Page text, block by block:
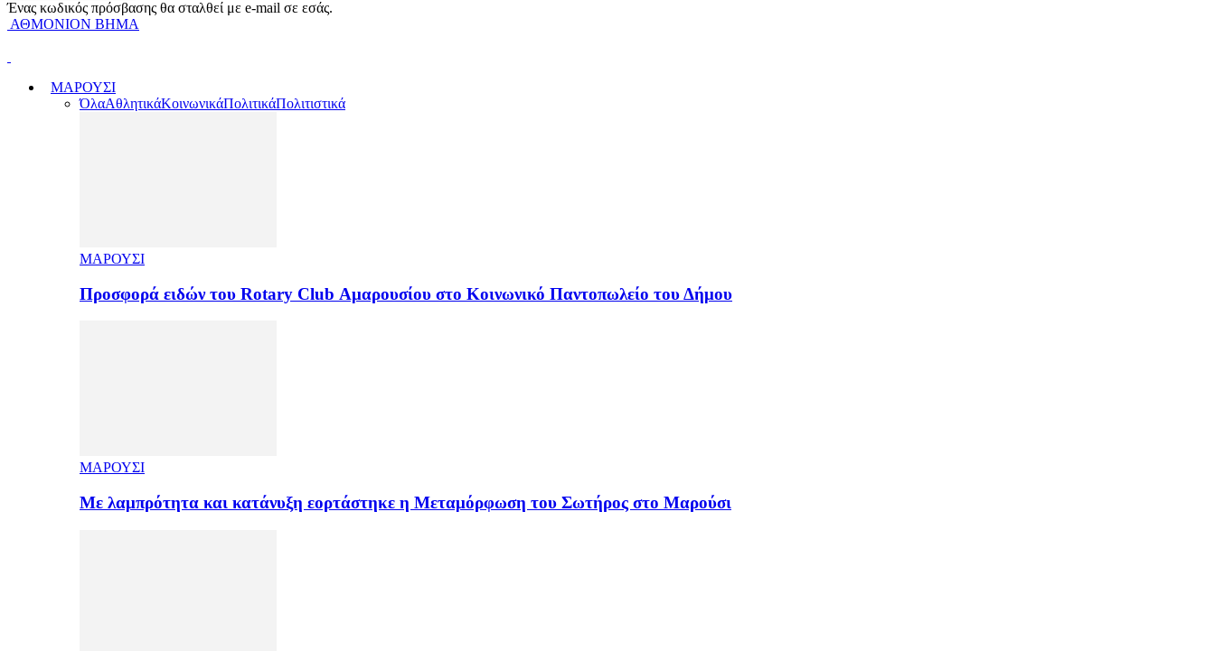
Ένας κωδικός πρόσβασης θα σταλθεί με e-mail σε εσάς.
ΑΘΜΟΝΙΟΝ ΒΗΜΑ
ΜΑΡΟΥΣΙ
ΌλαΑθλητικάΚοινωνικάΠολιτικάΠολιτιστικά
ΜΑΡΟΥΣΙ
Προσφορά ειδών του Rotary Club Αμαρουσίου στο Κοινωνικό Παντοπωλείο του Δήμου
ΜΑΡΟΥΣΙ
Με λαμπρότητα και κατάνυξη εορτάστηκε η Μεταμόρφωση του Σωτήρος στο Μαρούσι